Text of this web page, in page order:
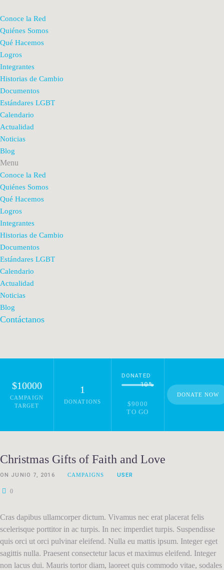
Conoce la Red
Quiénes Somos
Qué Hacemos
Logros
Integrantes
Historias de Cambio
Documentos
Estándares LGBT
Calendario
Actualidad
Noticias
Blog
Menu
Conoce la Red
Quiénes Somos
Qué Hacemos
Logros
Integrantes
Historias de Cambio
Documentos
Estándares LGBT
Calendario
Actualidad
Noticias
Blog
Contáctanos
$10000
CAMPAIGN
TARGET
1
DONATIONS
DONATED
10%
$9000
TO GO
DONATE NOW
Christmas Gifts of Faith and Love
ON JUNIO 7, 2016 CAMPAIGNS USER
0
Cras dapibus ullamcorper dictum. Vivamus nec erat placerat felis
scelerisque porttitor in ac turpis. In nec imperdiet turpis. Suspendisse
quis orci ut orci pulvinar eleifend. Nulla eu mattis ipsum. Integer eget
sagittis nulla. Praesent consectetur lacus et maximus eleifend. Integer
non lacus dui. Mauris tortor diam, laoreet quis commodo vitae, sodales